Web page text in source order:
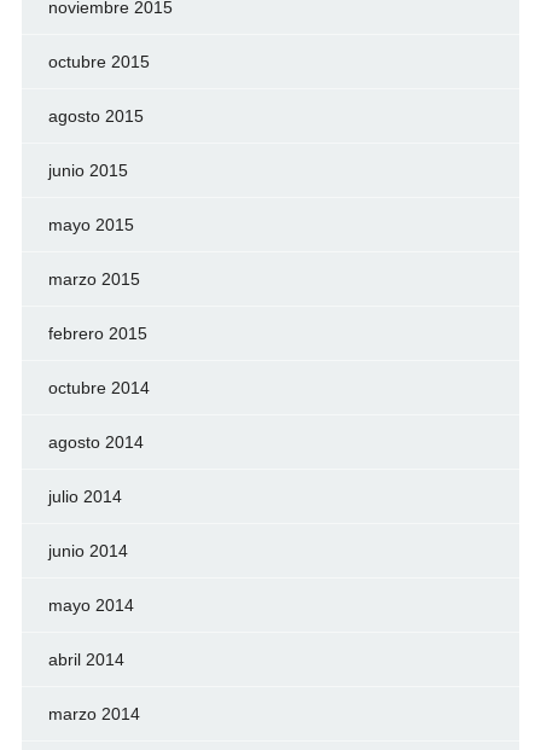
noviembre 2015
octubre 2015
agosto 2015
junio 2015
mayo 2015
marzo 2015
febrero 2015
octubre 2014
agosto 2014
julio 2014
junio 2014
mayo 2014
abril 2014
marzo 2014